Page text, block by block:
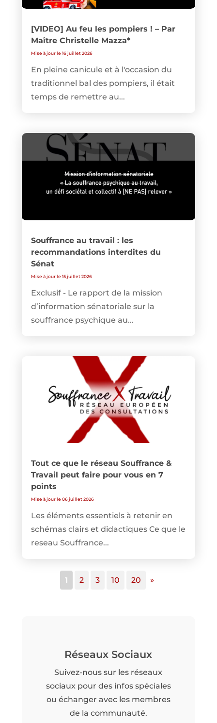
[VIDEO] Au feu les pompiers ! – Par
Maître Christelle Mazza*
Mise à jour le 16 juillet 2026
En pleine canicule et à l'occasion du
traditionnel bal des pompiers, il était
temps de remettre au...
Souffrance au travail : les
recommandations interdites du
Sénat
Mise à jour le 15 juillet 2026
Exclusif - Le rapport de la mission
d’information sénatoriale sur la
souffrance psychique au...
Tout ce que le réseau Souffrance &
Travail peut faire pour vous en 7
points
Mise à jour le 06 juillet 2026
Les éléments essentiels à retenir en
schémas clairs et didactiques Ce que le
reseau Souffrance...
1 2 3 10 20 »
Réseaux Sociaux
Suivez-nous sur les réseaux
sociaux pour des infos spéciales
ou échanger avec les membres
de la communauté.